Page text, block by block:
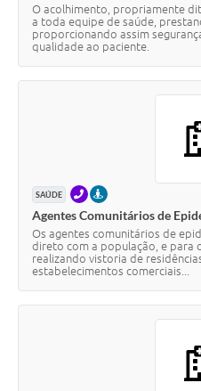
O acolhimento, propriamente
a toda equipe de saúde,
proporcionando assim
qualidade ao paciente.
SAÚDE TELEFONEPRESENCIAL
Agentes Comunitários de
Os agentes comunitários de
direto com a população, e para
realizando vistoria de
estabelecimentos comerciais...